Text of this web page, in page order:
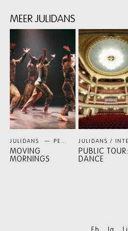
MEER JULIDANS
Skip
Meer
Julidans
JULIDANS PERSPECTIEF
MOVING
MORNINGS
PUBLIC TOUR:
DANCE